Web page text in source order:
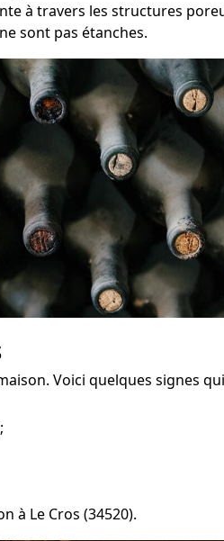
à travers les structures
sont pas étanches.
Voici quelques signes
à Le Cros (34520).